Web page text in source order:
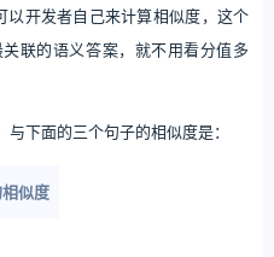
开发者自己来计算相似度，这个
联的语义答案，就不用看分值多
下面的三个句子的相似度是：
似度